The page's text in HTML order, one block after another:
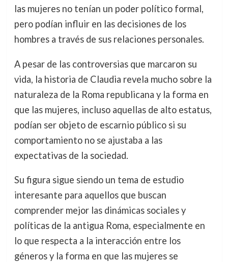
las mujeres no tenían un poder político formal,
pero podían influir en las decisiones de los
hombres a través de sus relaciones personales.
A pesar de las controversias que marcaron su
vida, la historia de Claudia revela mucho sobre la
naturaleza de la Roma republicana y la forma en
que las mujeres, incluso aquellas de alto estatus,
podían ser objeto de escarnio público si su
comportamiento no se ajustaba a las
expectativas de la sociedad.
Su figura sigue siendo un tema de estudio
interesante para aquellos que buscan
comprender mejor las dinámicas sociales y
políticas de la antigua Roma, especialmente en
lo que respecta a la interacción entre los
géneros y la forma en que las mujeres se